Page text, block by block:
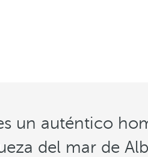
un auténtico
del mar de